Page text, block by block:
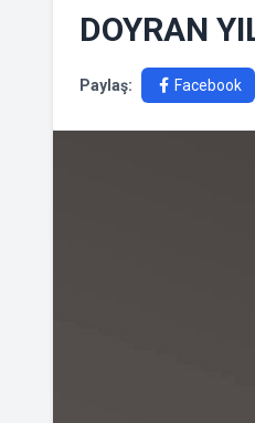
DOYRAN
Paylaş: Facebook